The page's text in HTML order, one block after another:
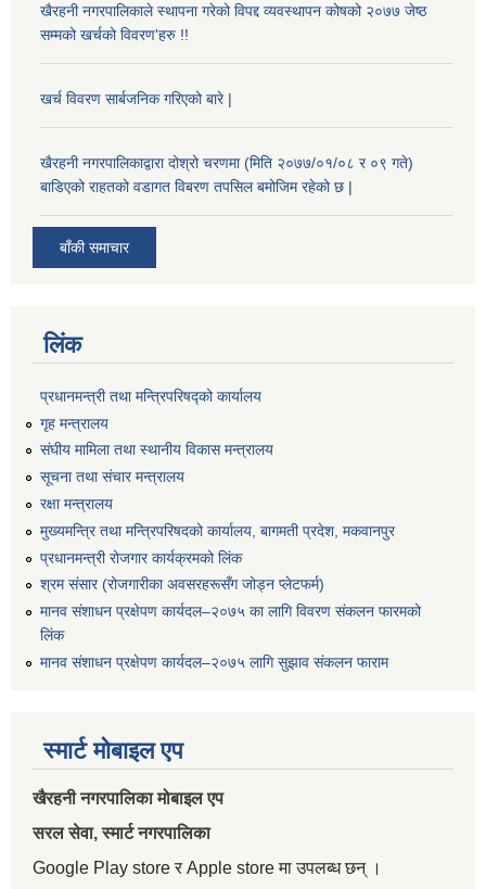
खैरहनी नगरपालिकाले स्थापना गरेको विपद्द व्यवस्थापन कोषको २०७७ जेष्ठ
सम्मको खर्चको विवरण'हरु !!
खर्च विवरण सार्बजनिक गरिएको बारे |
खैरहनी नगरपालिकाद्वारा दोश्रो चरणमा (मिति २०७७/०१/०८ र ०९ गते)
बाडिएको राहतको वडागत विबरण तपसिल बमोजिम रहेको छ |
बाँकी समाचार
लिंक
प्रधानमन्त्री तथा मन्त्रिपरिषद्को कार्यालय
गृह मन्त्रालय
संघीय मामिला तथा स्थानीय विकास मन्त्रालय
सूचना तथा संचार मन्त्रालय
रक्षा मन्त्रालय
मुख्यमन्त्रि तथा मन्त्रिपरिषदको कार्यालय, बागमती प्रदेश, मकवानपुर
प्रधानमन्त्री रोजगार कार्यक्रमको लिंक
श्रम संसार (रोजगारीका अवसरहरूसँग जोड्न प्लेटफर्म)
मानव संशाधन प्रक्षेपण कार्यदल–२०७५ का लागि विवरण संकलन फारमको
लिंक
मानव संशाधन प्रक्षेपण कार्यदल–२०७५ लागि सुझाव संकलन फाराम
स्मार्ट मोबाइल एप
खैरहनी नगरपालिका मोबाइल एप
सरल सेवा, स्मार्ट नगरपालिका
Google Play store र Apple store मा उपलब्ध छन् ।